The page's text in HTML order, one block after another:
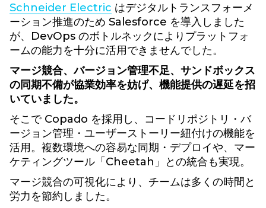
Schneider Electric はデジタルトランスフォーメ
ーション推進のため Salesforce を導入しました
が、DevOps のボトルネックによりプラットフォ
ームの能力を十分に活用できませんでした。
マージ競合、バージョン管理不足、サンドボックス
の同期不備が協業効率を妨げ、機能提供の遅延を招
いていました。
そこで Copado を採用し、コードリポジトリ・バ
ージョン管理・ユーザーストーリー紐付けの機能を
活用。複数環境への容易な同期・デプロイや、マー
ケティングツール「Cheetah」との統合も実現。
マージ競合の可視化により、チームは多くの時間と
労力を節約しました。